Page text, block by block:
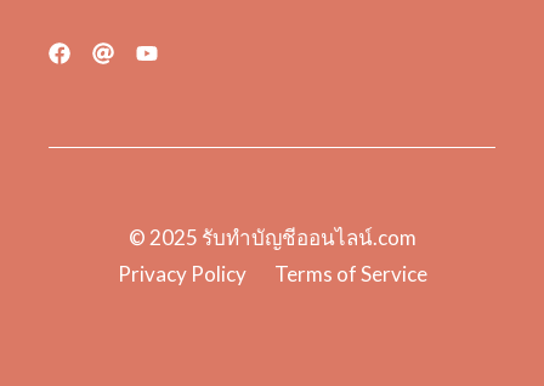
© 2025 รับทําบัญชีออนไลน์.com
Privacy Policy
Terms of Service